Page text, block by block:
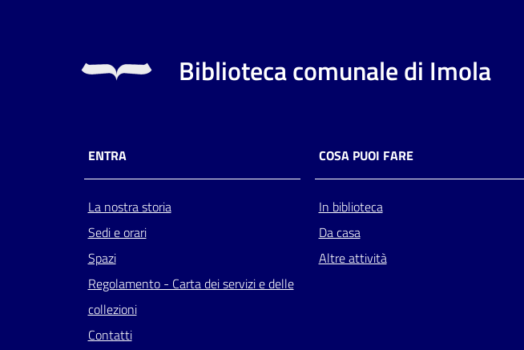
Biblioteca comunale di Imola
ENTRA
La nostra storia
Sedi e orari
Spazi
Regolamento - Carta dei servizi e delle
collezioni
Contatti
COSA PUOI FARE
In biblioteca
Da casa
Altre attività